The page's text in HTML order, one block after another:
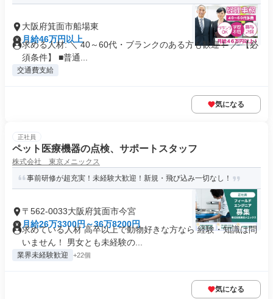
大阪府箕面市船場東
月給46万円以上
求める人材: ＼ 40～60代・ブランクのある方も歓迎！ ／ 【必
須条件】 ■普通...
交通費支給
気になる
正社員
ペット医療機器の点検、サポートスタッフ
株式会社 東京メニックス
事前研修が超充実！未経験大歓迎！新規・飛び込み一切なし！
〒562-0033大阪府箕面市今宮
月給26万3300円～36万8200円
求めている人材 高卒以上で動物好きな方なら 経験・知識は問
いません！ 男女とも未経験の...
業界未経験歓迎 +22個
気になる